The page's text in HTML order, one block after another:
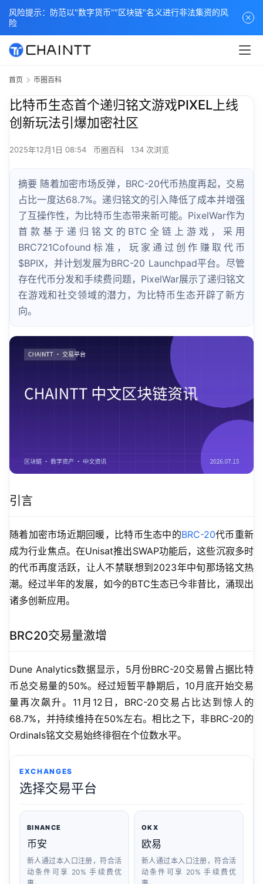
首页 币圈百科
比特币生态首个递归铭文游戏PIXEL上线
创新玩法引爆加密社区
2025年12月1日 08:54 币圈百科 134 次浏览
摘要 随着加密市场反弹，BRC-20代币热度再起，交易
占比一度达68.7%。递归铭文的引入降低了成本并增强
了互操作性，为比特币生态带来新可能。PixelWar作为
首款基于递归铭文的BTC全链上游戏，采用
BRC721Cofound标准，玩家通过创作赚取代币
$BPIX，并计划发展为BRC-20 Launchpad平台。尽管
存在代币分发和手续费问题，PixelWar展示了递归铭文
在游戏和社交领域的潜力，为比特币生态开辟了新方
向。
引言
随着加密市场近期回暖，比特币生态中的BRC-20代币重新
成为行业焦点。在Unisat推出SWAP功能后，这些沉寂多时
的代币再度活跃，让人不禁联想到2023年中旬那场铭文热
潮。经过半年的发展，如今的BTC生态已今非昔比，涌现出
诸多创新应用。
BRC20交易量激增
Dune Analytics数据显示，5月份BRC-20交易曾占据比特
币总交易量的50%。经过短暂平静期后，10月底开始交易
量再次飙升。11月12日，BRC-20交易占比达到惊人的
68.7%，并持续维持在50%左右。相比之下，非BRC-20的
Ordinals铭文交易始终徘徊在个位数水平。
EXCHANGES
选择交易平台
BINANCE
币安
新人通过本入口注册，符合活
动条件可享 20% 手续费优
OKX
欧易
新人通过本入口注册，符合活
动条件可享 20% 手续费优
风险提示：防范以"数字货币""区块链"名义进行非法集资的风
险